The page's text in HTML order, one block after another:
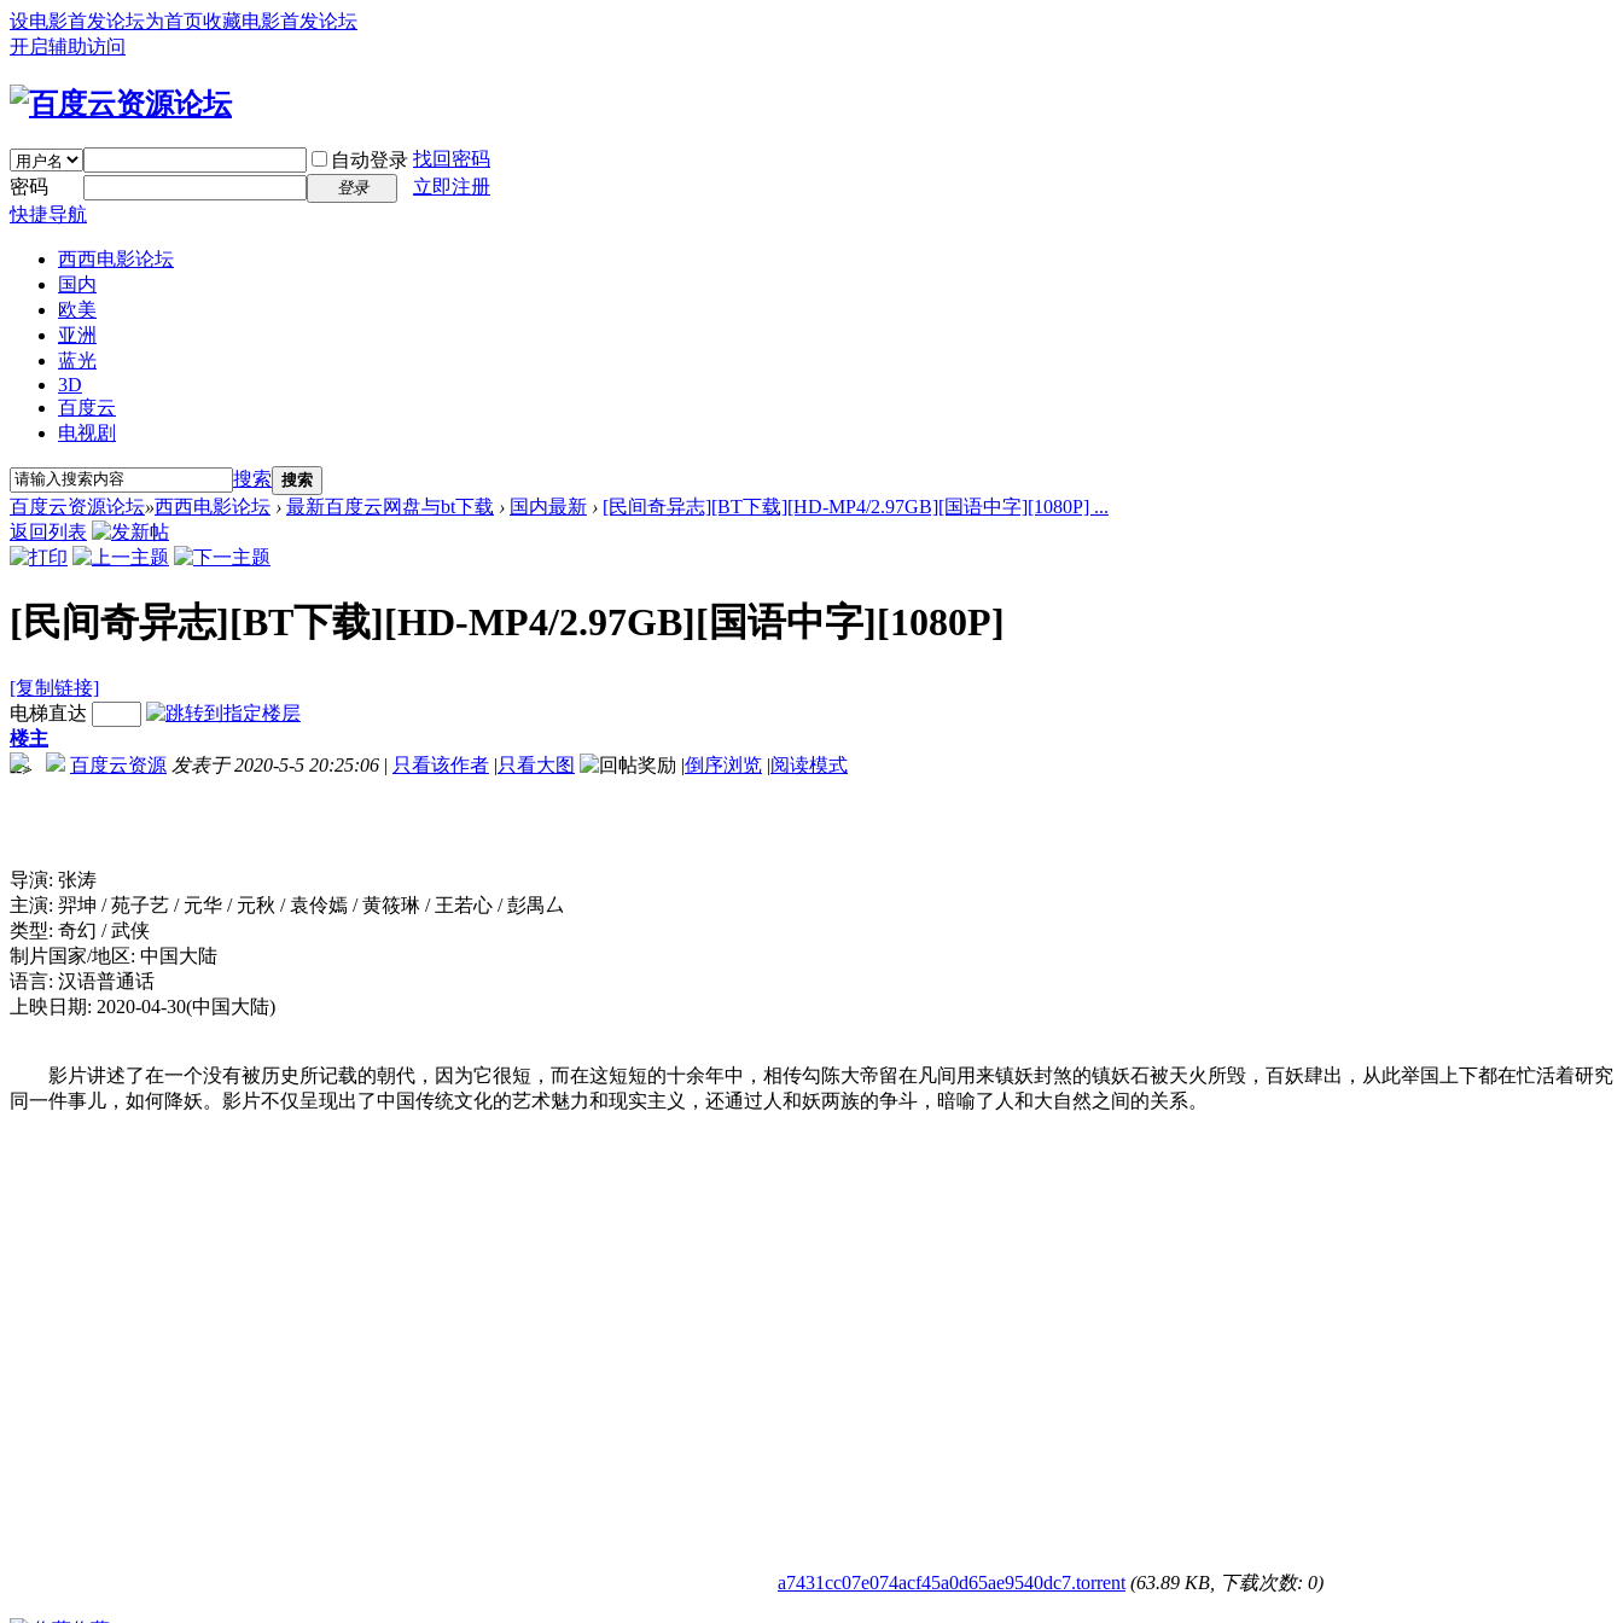
设电影首发论坛为首页收藏电影首发论坛
开启辅助访问
自动登录 找回密码
密码
登录
立即注册
快捷导航
西西电影论坛
国内
欧美
亚洲
蓝光
3D
百度云
电视剧
搜索 搜索
百度云资源论坛»西西电影论坛 › 最新百度云网盘与bt下载 › 国内最新 › [民间奇异志][BT下载][HD-MP4/2.97GB][国语中字][1080P] ...
返回列表
[民间奇异志][BT下载][HD-MP4/2.97GB][国语中字][1080P]
[复制链接]
电梯直达
楼主
百度云资源 发表于 2020-5-5 20:25:06 | 只看该作者 |只看大图 |倒序浏览 |阅读模式
-->
导演: 张涛
主演: 羿坤 / 苑子艺 / 元华 / 元秋 / 袁伶嫣 / 黄筱琳 / 王若心 / 彭禺厶
类型: 奇幻 / 武侠
制片国家/地区: 中国大陆
语言: 汉语普通话
上映日期: 2020-04-30(中国大陆)
影片讲述了在一个没有被历史所记载的朝代，因为它很短，而在这短短的十余年中，相传勾陈大帝留在凡间用来镇妖封煞的镇妖石被天火所毁，百妖肆出，从此举国上下都在忙活着研究
同一件事儿，如何降妖。影片不仅呈现出了中国传统文化的艺术魅力和现实主义，还通过人和妖两族的争斗，暗喻了人和大自然之间的关系。
a7431cc07e074acf45a0d65ae9540dc7.torrent (63.89 KB, 下载次数: 0)